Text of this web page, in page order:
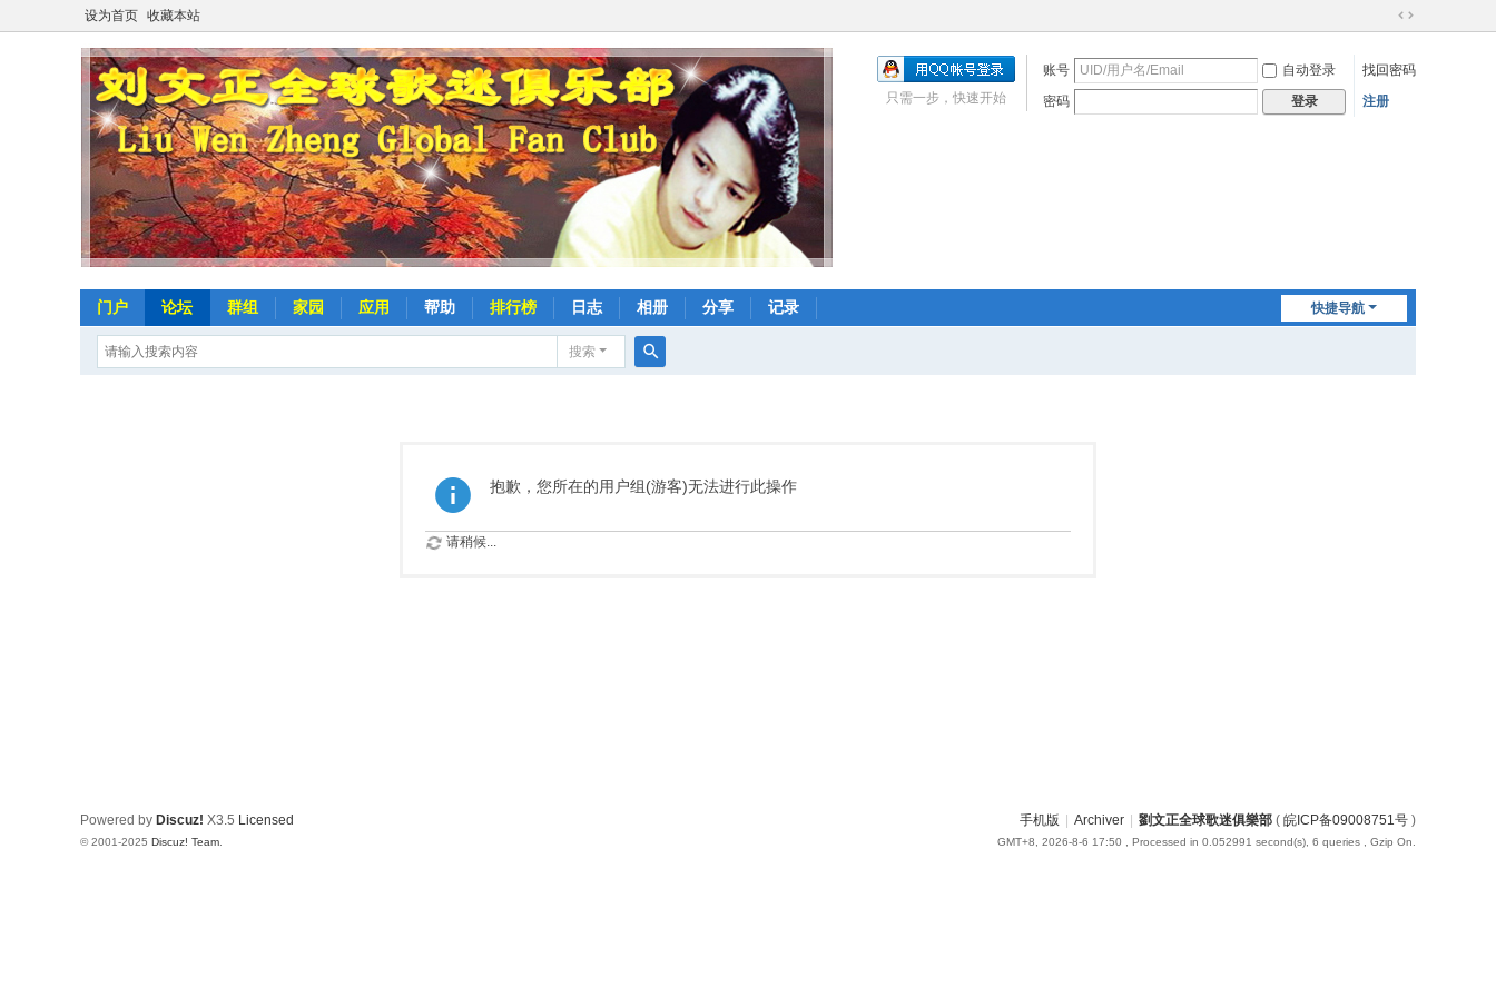
设为首页 收藏本站
切
到
账号 自动登录
找回密码
密码
登录 注册
只需一步，快速开始
快捷导航
门户 论坛 群组 家园 应用 帮助 排行榜 日志 相册 分享 记录
搜索
抱歉，您所在的用户组(游客)无法进行此操作
请稍候...
手机版 Archiver 劉文正全球歌迷俱樂部 ( 皖ICP备09008751号 )
GMT+8, 2026-8-6 17:50 , Processed in 0.052991 second(s), 6 queries , Gzip On.
Powered by Discuz! X3.5 Licensed
© 2001-2025 Discuz! Team